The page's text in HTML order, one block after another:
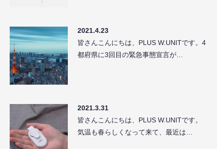
2021.4.23
皆さんこんにちは、PLUS W.UNITです。4
都府県に3回目の緊急事態宣言が…
2021.3.31
皆さんこんにちは、PLUS W.UNITです。
気温も春らしくなって来て、最近は…